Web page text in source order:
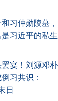
习仲勋陵墓，
习近平的私生
宴！刘源邓朴
习共识：
日